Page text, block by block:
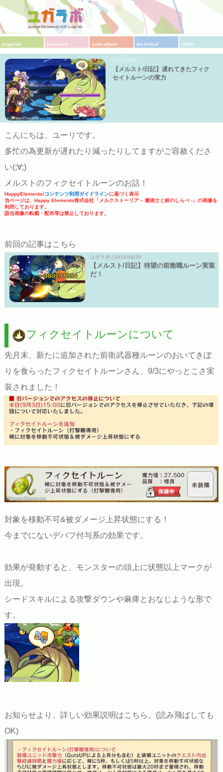
yugalab pleasure subculture technical other
(c)HappyElements
【メルスト/日記】遅れてきたフィク
セイトルーンの実力
こんにちは、ユーリです。
多忙の為更新が遅れたり減ったりしてますがご容赦くださ
い(;∀;)
メルストのフィクセイトルーンのお話！
HappyElements/コンテンツ利用ガイドラインに基づく表示
当ページは、Happy Elements株式会社「メルクストーリア – 癒術士と鈴のしらべ -」の画像を
利用しております。
該当画像の転載・配布等は禁止しております。
前回の記事はこちら
ユガラボ | 2016/08/30
【メルスト/日記】待望の前衛職ルーン実装
だ！
フィクセイトルーンについて
先月末、新たに追加された前衛武器種ルーンのおいてきぼ
りを食らったフィクセイトルーンさん、9/3にやっとこさ実
装されました！
©HappyElements
対象を移動不可&被ダメージ上昇状態にする！
今までにないデバフ付与系の効果です。
効果が発動すると、モンスターの頭上に状態以上マークが
出現。
シードスキルによる攻撃ダウンや麻痺とおなじような形で
す。
©HappyElements
お知らせより、詳しい効果説明はこちら。(読み飛ばしても
OK)